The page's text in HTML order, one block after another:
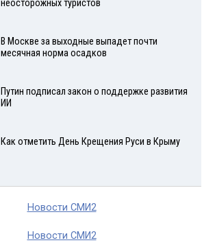
неосторожных туристов
В Москве за выходные выпадет почти
месячная норма осадков
Путин подписал закон о поддержке развития
ИИ
Как отметить День Крещения Руси в Крыму
Новости СМИ2
Новости СМИ2